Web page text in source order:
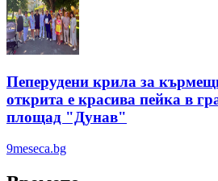
Пеперудени крила за
открита е красива пейка в
площад "Дунав"
9meseca.bg